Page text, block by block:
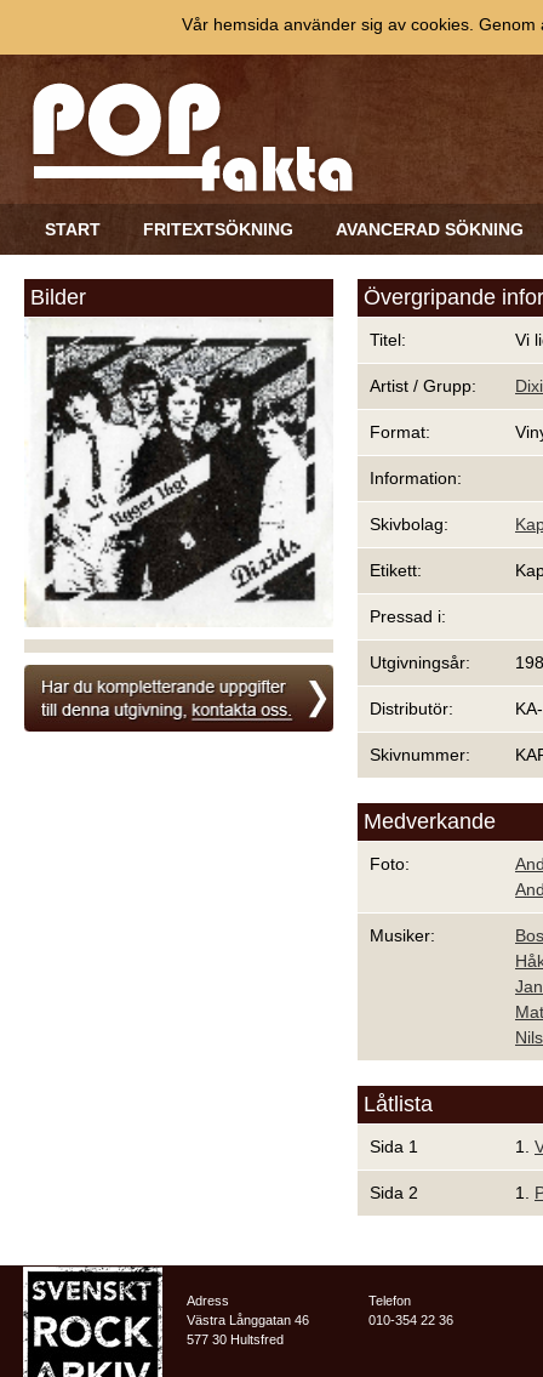
START FRITEXTSÖKNING AVANCERAD SÖKNING
Bilder Övergripande
Titel: Vi
Artist / Grupp:
Format:
Information:
Skivbolag:
Etikett:
Pressad i:
Utgivningsår:
Distributör:
Skivnummer:
Medverkande
Foto:
Musiker:
Låtlista
Sida 1 1.
Sida 2 1.
Adress
Västra Långgatan 46
577 30 Hultsfred
Telefon
010-354 22 36
Vår hemsida använder sig av cookies.